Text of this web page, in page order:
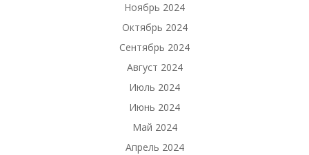
Ноябрь 2024
Октябрь 2024
Сентябрь 2024
Август 2024
Июль 2024
Июнь 2024
Май 2024
Апрель 2024